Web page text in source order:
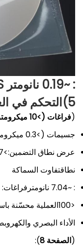
5) التحكم في
(فراغات (>10 ميكرومتر):
جسيمات (>0.3 ميكرومتر):
عرض نطاق التضمين:>67 جيجاهرتز
نطاقتفاوت السماكة
: ~7.04 نانومتر
فراغات:
<100العملية محسّنة باستمرار
الأداء البصري
(الصفحة 8
):